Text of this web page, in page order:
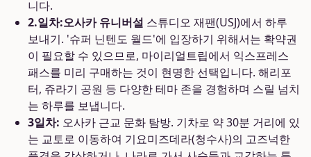
니다.
2.일차:오사카 유니버설 스튜디오 재팬(USJ)에서 하루
보내기. '슈퍼 닌텐도 월드'에 입장하기 위해서는 확약권
이 필요할 수 있으므로, 마이리얼트립에서 익스프레스
패스를 미리 구매하는 것이 현명한 선택입니다. 해리포
터, 쥬라기 공원 등 다양한 테마 존을 경험하며 스릴 넘치
는 하루를 보냅니다.
3일차: 오사카 근교 문화 탐방. 기차로 약 30분 거리에 있
는 교토로 이동하여 기요미즈데라(청수사)의 고즈넉한